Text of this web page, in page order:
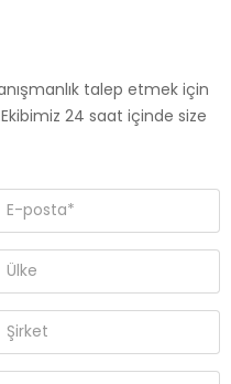
talep etmek için
24 saat içinde size